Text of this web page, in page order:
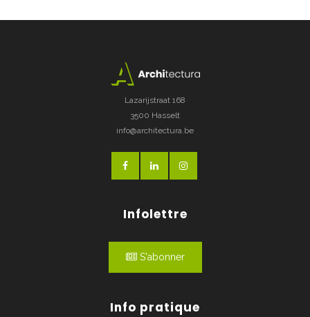
Lazarijstraat 168
3500 Hasselt
info@architectura.be
Infolettre
S'abonner
Info pratique